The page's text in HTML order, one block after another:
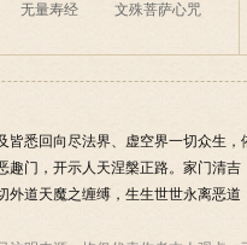
无量寿经
文殊菩萨心咒
皆悉回向尽法界、虚空界一切众生
趣门，开示人天涅槃正路。家门清
外道天魔之缠缚，生生世世永离恶